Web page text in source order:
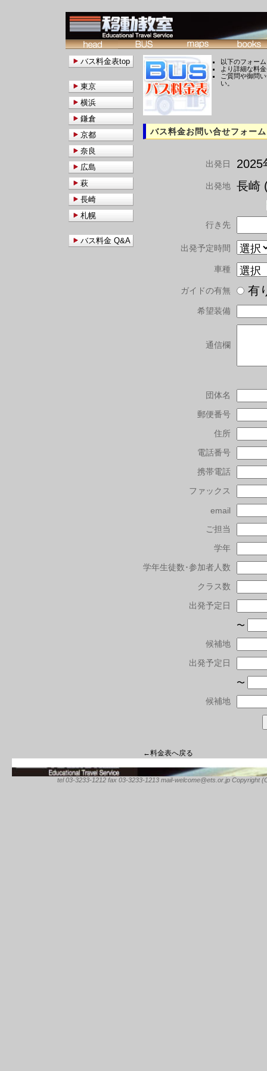
以下のフォー
より詳細な料
ご質問や御問
い。
バス料金お問い合せフォーム
出発日 2025
出発地 長崎
行き先
出発予定時間
車種
ガイドの有無
希望装備
通信欄
団体名
郵便番号
住所
電話番号
携帯電話
ファックス
email
ご担当
学年
学年生徒数･参加者人数
クラス数
出発予定日
〜
候補地
出発予定日
〜
候補地
←料金表へ戻る
バス料金表top
東京
横浜
鎌倉
京都
奈良
広島
萩
長崎
札幌
バス料金 Q&A
tel 03-3233-1212 fax 03-3233-1213 mail-welcome@ets.or.jp Copyright